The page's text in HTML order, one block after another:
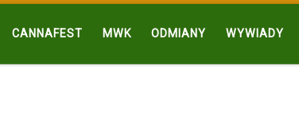
CANNAFEST MWK ODMIANY WYWIADY